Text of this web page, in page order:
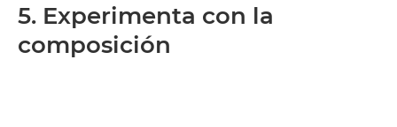
5. Experimenta con la
composición